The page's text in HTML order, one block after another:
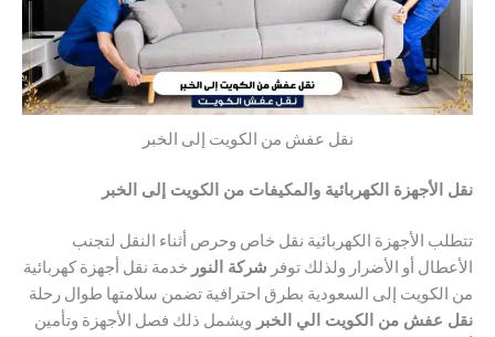
نقل عفش من الكويت إلى الخبر
الكهربائية والمكيفات من الكويت إلى الخبر
الأجهزة الكهربائية نقل خاص وحرص أثناء النقل لتجنب
أو الأضرار ولذلك توفرشركة النورخدمة نقل أجهزة كهربائية
إلى السعودية بطرق احترافية تضمن سلامتها طوال رحلة
من الكويت الي الخبرويشمل ذلك فصل الأجهزة وتأمين